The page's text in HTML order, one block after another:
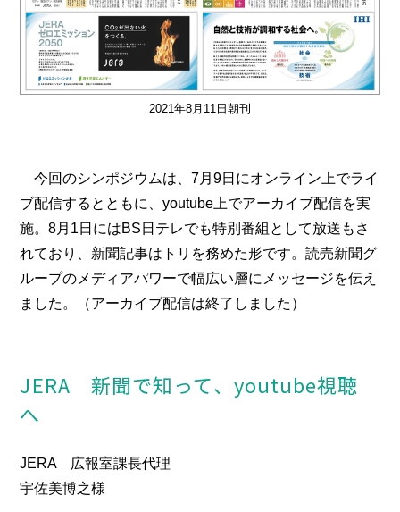
2021年8月11日朝刊
今回のシンポジウムは、7月9日にオンライン上でライ
ブ配信するとともに、youtube上でアーカイブ配信を実
施。8月1日にはBS日テレでも特別番組として放送もさ
れており、新聞記事はトリを務めた形です。読売新聞グ
ループのメディアパワーで幅広い層にメッセージを伝え
ました。（アーカイブ配信は終了しました）
JERA 新聞で知って、youtube視聴
へ
JERA 広報室課長代理
宇佐美博之様